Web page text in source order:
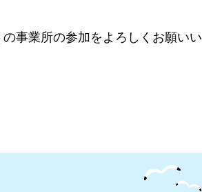
の事業所の参加をよろしくお願いい